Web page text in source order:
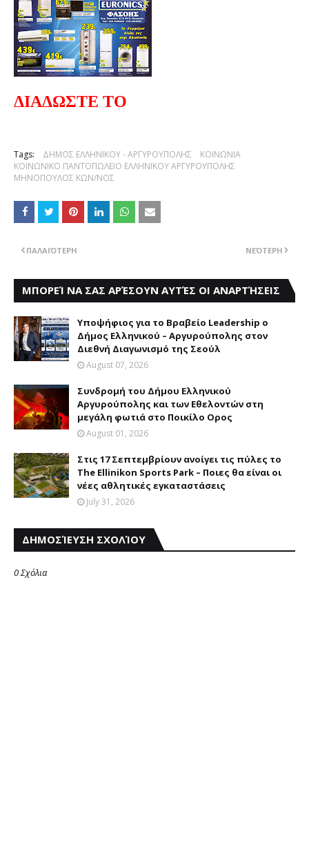
ΔΙΑΔΩΣΤΕ ΤΟ
Tags: ΔΗΜΟΣ ΕΛΛΗΝΙΚΟΥ - ΑΡΓΥΡΟΥΠΟΛΗΣ
ΚΟΙΝΩΝΙΑ
ΚΟΙΝΩΝΙΚΟ ΠΑΝΤΟΠΩΛΕΙΟ ΕΛΛΗΝΙΚΟΥ ΑΡΓΥΡΟΥΠΟΛΗΣ
ΜΗΝΟΠΟΥΛΟΣ ΚΩΝ/ΝΟΣ
ΝΕΌΤΕΡΗ
ΠΑΛΑΙΌΤΕΡΗ
ΜΠΟΡΕΊ ΝΑ ΣΑΣ ΑΡΈΣΟΥΝ ΑΥΤΈΣ ΟΙ ΑΝΑΡΤΉΣΕΙΣ
Yποψήφιος για το Bραβείο Leadership ο
Δήμος Ελληνικού – Αργυρούπολης στον
Διεθνή Διαγωνισμό της Σεούλ
August 07, 2026
Συνδρομή του Δήμου Eλληνικού
Aργυρούπολης και των Eθελοντών στη
μεγάλη φωτιά στο Ποικίλο Oρος
August 01, 2026
Στις 17 Σεπτεμβρίουν ανοίγει τις πύλες το
The Ellinikon Sports Park – Ποιες θα είναι οι
νέες αθλητικές εγκαταστάσεις
July 31, 2026
ΔΗΜΟΣΊΕΥΣΗ ΣΧΟΛΊΟΥ
0 Σχόλια